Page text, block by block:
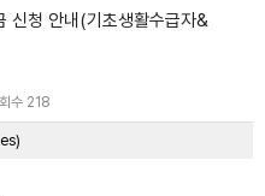
신청 안내(기초생활수급자&
수 218